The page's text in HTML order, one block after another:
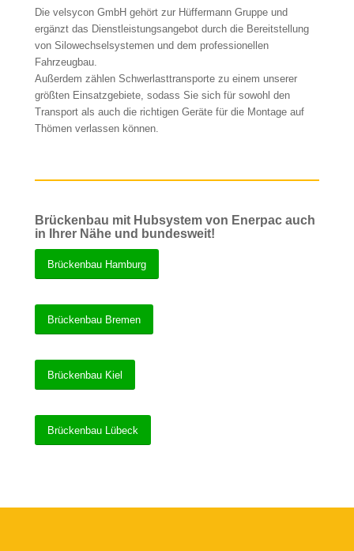
Die velsycon GmbH gehört zur Hüffermann Gruppe und
ergänzt das Dienstleistungsangebot durch die Bereitstellung
von Silowechselsystemen und dem professionellen
Fahrzeugbau.
Außerdem zählen Schwerlasttransporte zu einem unserer
größten Einsatzgebiete, sodass Sie sich für sowohl den
Transport als auch die richtigen Geräte für die Montage auf
Thömen verlassen können.
Brückenbau mit Hubsystem von Enerpac auch
in Ihrer Nähe und bundesweit!
Brückenbau Hamburg
Brückenbau Bremen
Brückenbau Kiel
Brückenbau Lübeck